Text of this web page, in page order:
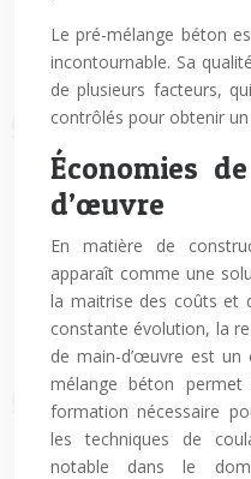
Le pré-mélange béton
incontournable. Sa
de plusieurs facteurs,
contrôlés pour obtenir
Économies
d’œuvre
En matière de
apparaît comme une
la maitrise des coûts et
constante évolution, la
de main-d’œuvre est un
mélange béton
formation nécessaire
les techniques de
notable dans le